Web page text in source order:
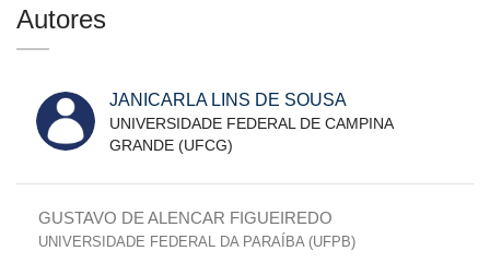
Autores
JANICARLA LINS DE SOUSA
UNIVERSIDADE FEDERAL DE CAMPINA
GRANDE (UFCG)
GUSTAVO DE ALENCAR FIGUEIREDO
UNIVERSIDADE FEDERAL DA PARAÍBA (UFPB)